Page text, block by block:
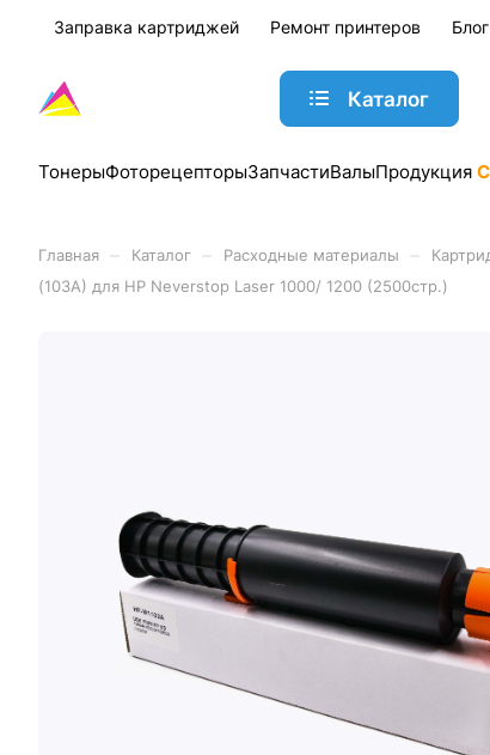
Заправка картриджей Ремонт принтеров Блог
Каталог
ТонерыФоторецепторыЗапчастиВалыПродукция
Главная Каталог Расходные материалы
(103A) для HP Neverstop Laser 1000/ 1200 (2500стр.)